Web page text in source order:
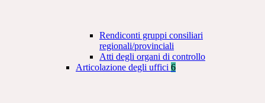
Rendiconti gruppi consiliari
regionali/provinciali
Atti degli organi di controllo
Articolazione degli uffici 6